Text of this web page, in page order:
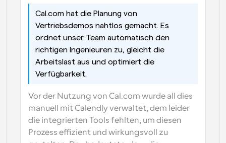
Cal.com hat die Planung von
Vertriebsdemos nahtlos gemacht. Es
ordnet unser Team automatisch den
richtigen Ingenieuren zu, gleicht die
Arbeitslast aus und optimiert die
Verfügbarkeit.
Vor der Nutzung von Cal.com wurde all dies
manuell mit Calendly verwaltet, dem leider
die integrierten Tools fehlten, um diesen
Prozess effizient und wirkungsvoll zu